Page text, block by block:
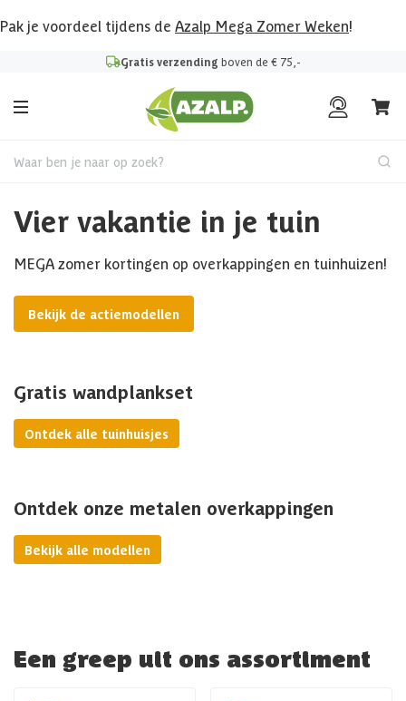
Pak je voordeel tijdens de Azalp Mega Zomer Weken!
Gratis verzending boven de € 75,-
Waar ben je naar op zoek?
Vier vakantie in je tuin
MEGA zomer kortingen op overkappingen en tuinhuizen!
Bekijk de actiemodellen
Gratis wandplankset
Ontdek alle tuinhuisjes
Ontdek onze metalen overkappingen
Bekijk alle modellen
Een greep uit ons assortiment